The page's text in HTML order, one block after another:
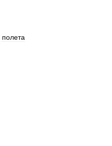
полета